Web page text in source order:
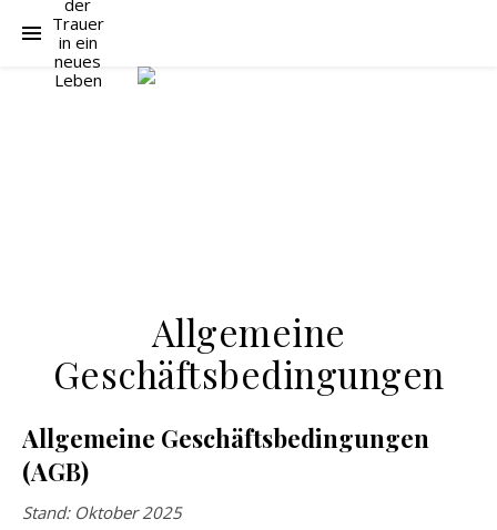
Allgemeine
Geschäftsbedingungen
Allgemeine Geschäftsbedingungen
(AGB)
Stand: Oktober 2025